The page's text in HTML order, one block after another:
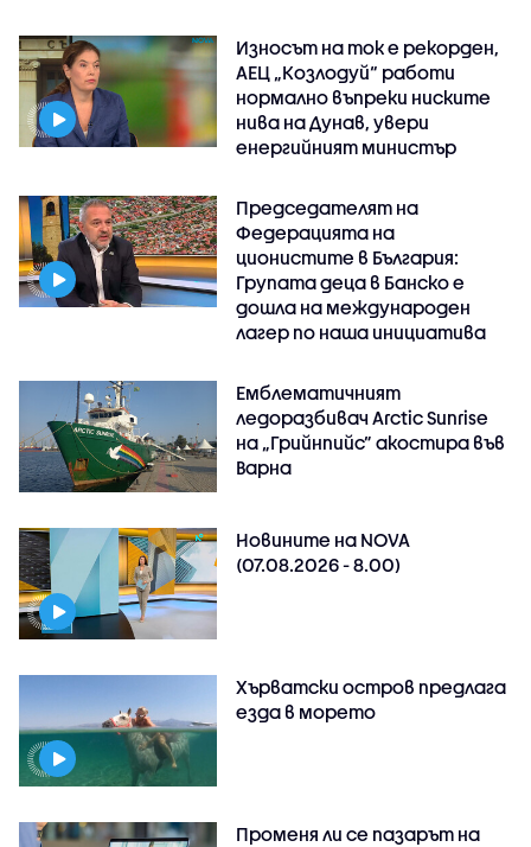
Износът на ток е рекорден,
АЕЦ „Козлодуй“ работи
нормално въпреки ниските
нива на Дунав, увери
енергийният министър
Председателят на
Федерацията на
ционистите в България:
Групата деца в Банско е
дошла на международен
лагер по наша инициатива
Емблематичният
ледоразбивач Arctic Sunrise
на „Грийнпийс” акостира във
Варна
Новините на NOVA
(07.08.2026 - 8.00)
Хърватски остров предлага
езда в морето
Променя ли се пазарът на